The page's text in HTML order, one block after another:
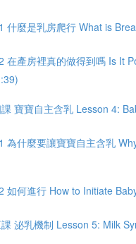
什麼是乳房爬行 What is
在產房裡真的做得到嗎 Is It
寶寶自主含乳 Lesson 4:
為什麼要讓寶寶自主含乳
如何進行 How to Initiate
泌乳機制 Lesson 5: Milk